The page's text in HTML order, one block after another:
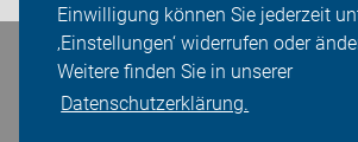
Einwilligung können Sie jederzeit
‚Einstellungen‘ widerrufen oder
Weitere finden Sie in unserer
Datenschutzerklärung.
Bleiben Sie in Kontakt